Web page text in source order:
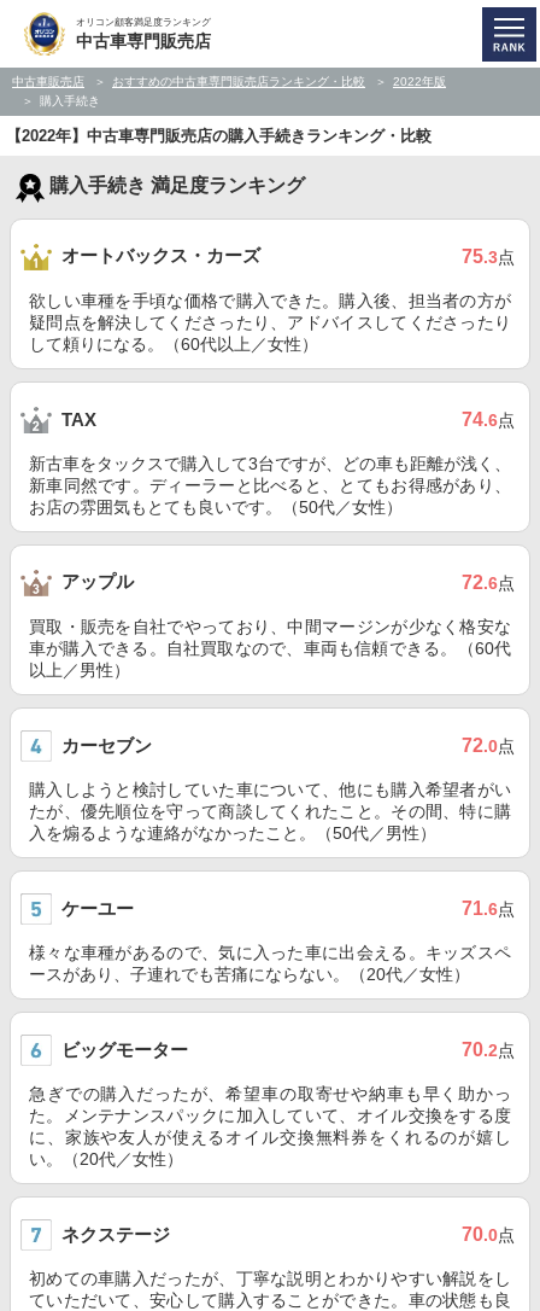
オリコン顧客満足度ランキング
中古車専門販売店
中古車販売店 おすすめの中古車専門販売店ランキング・比較
2022年版
購入手続き
【2022年】中古車専門販売店の購入手続きランキング・比較
購入手続き 満足度ランキング
オートバックス・カーズ 75.3点
欲しい車種を手頃な価格で購入できた。購入後、担当者の方が
疑問点を解決してくださったり、アドバイスしてくださったり
して頼りになる。（60代以上／女性）
TAX 74.6点
新古車をタックスで購入して3台ですが、どの車も距離が浅く、
新車同然です。ディーラーと比べると、とてもお得感があり、
お店の雰囲気もとても良いです。（50代／女性）
アップル 72.6点
買取・販売を自社でやっており、中間マージンが少なく格安な
車が購入できる。自社買取なので、車両も信頼できる。（60代
以上／男性）
カーセブン 72.0点
購入しようと検討していた車について、他にも購入希望者がい
たが、優先順位を守って商談してくれたこと。その間、特に購
入を煽るような連絡がなかったこと。（50代／男性）
ケーユー 71.6点
様々な車種があるので、気に入った車に出会える。キッズスペ
ースがあり、子連れでも苦痛にならない。（20代／女性）
ビッグモーター 70.2点
急ぎでの購入だったが、希望車の取寄せや納車も早く助かっ
た。メンテナンスパックに加入していて、オイル交換をする度
に、家族や友人が使えるオイル交換無料券をくれるのが嬉し
い。（20代／女性）
ネクステージ 70.0点
初めての車購入だったが、丁寧な説明とわかりやすい解説をし
ていただいて、安心して購入することができた。車の状態も良